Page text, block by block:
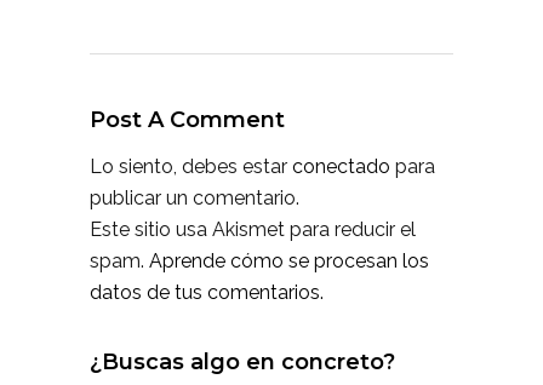
Post A Comment
Lo siento, debes estar conectado para
publicar un comentario.
Este sitio usa Akismet para reducir el
spam. Aprende cómo se procesan los
datos de tus comentarios.
¿Buscas algo en concreto?